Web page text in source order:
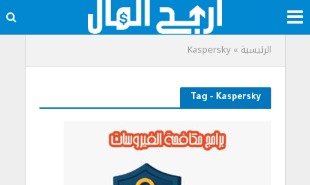
الرئيسية »
Kaspersky
Tag - Kaspersky